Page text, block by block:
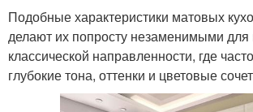
Подобные характеристики матовых
делают их попросту незаменимыми для
классической направленности, где
глубокие тона, оттенки и цветовые